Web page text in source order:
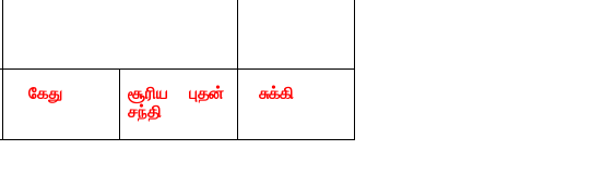
கேது
சூரிய புதன்
சந்தி
சுக்கி